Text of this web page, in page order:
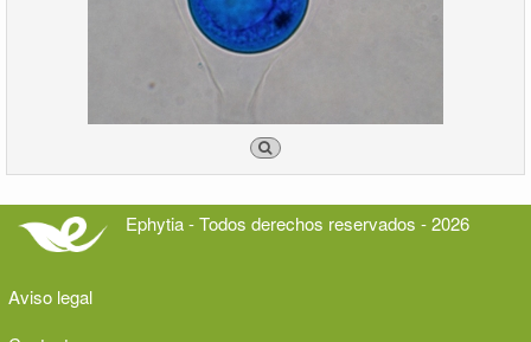
Ephytia - Todos derechos reservados - 2026
Aviso legal